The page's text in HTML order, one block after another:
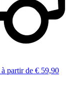
à partir de € 59,90